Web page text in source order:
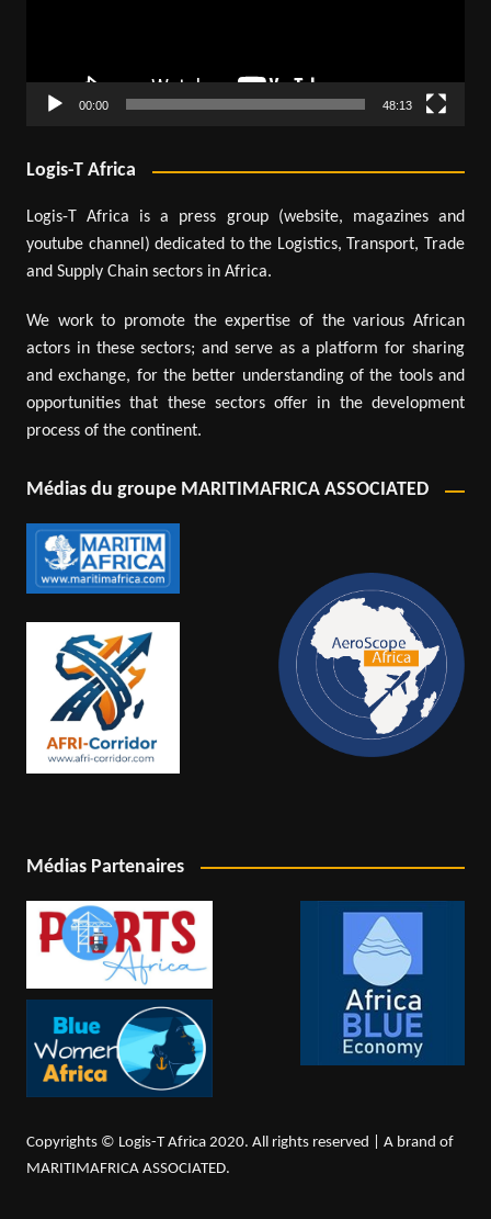
00:00 48:13
Logis-T Africa
Logis-T Africa is a press group (website, magazines and
youtube channel) dedicated to the Logistics, Transport, Trade
and Supply Chain sectors in Africa.
We work to promote the expertise of the various African
actors in these sectors; and serve as a platform for sharing
and exchange, for the better understanding of the tools and
opportunities that these sectors offer in the development
process of the continent.
Médias du groupe MARITIMAFRICA ASSOCIATED
Médias Partenaires
Copyrights © Logis-T Africa 2020. All rights reserved | A brand of
MARITIMAFRICA ASSOCIATED.